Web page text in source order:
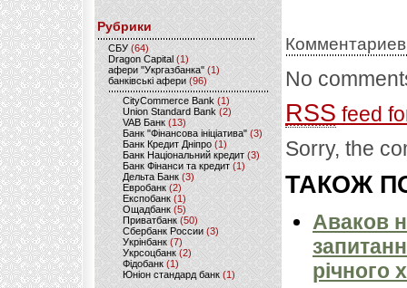
Рубрики
CБУ (64)
Dragon Capital (1)
афери "Укргазбанка" (1)
банківські афери (96)
CityCommerce Bank (1)
Union Standard Bank (2)
VAB Банк (13)
Банк "Фінансова ініціатива" (3)
Банк Кредит Дніпро (1)
Банк Національний кредит (3)
Банк Фінанси та кредит (1)
Дельта Банк (3)
Евробанк(2)
Експобанк (1)
Ощадбанк(5)
Приватбанк (50)
Сбербанк России (3)
Укрінбанк(7)
Укрсоцбанк (2)
Фідобанк (1)
Юніон стандард банк(1)
No
RSS feed
Sorry, the
ТАКОЖ
Аваков
річного